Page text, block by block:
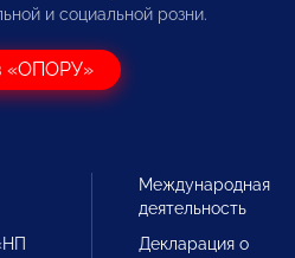
и социальной розни.
«ОПОРУ»
Международная
деятельность
Декларация о